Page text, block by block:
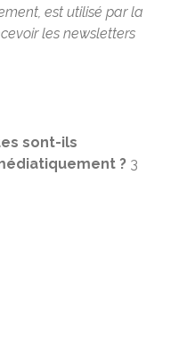
est utilisé par la
les newsletters
sont-ils
? 3